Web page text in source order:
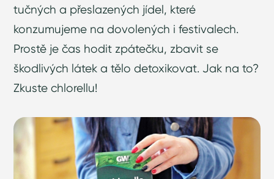
tučných a přeslazených jídel, které
konzumujeme na dovolených i festivalech.
Prostě je čas hodit zpátečku, zbavit se
škodlivých látek a tělo detoxikovat. Jak na to?
Zkuste chlorellu!